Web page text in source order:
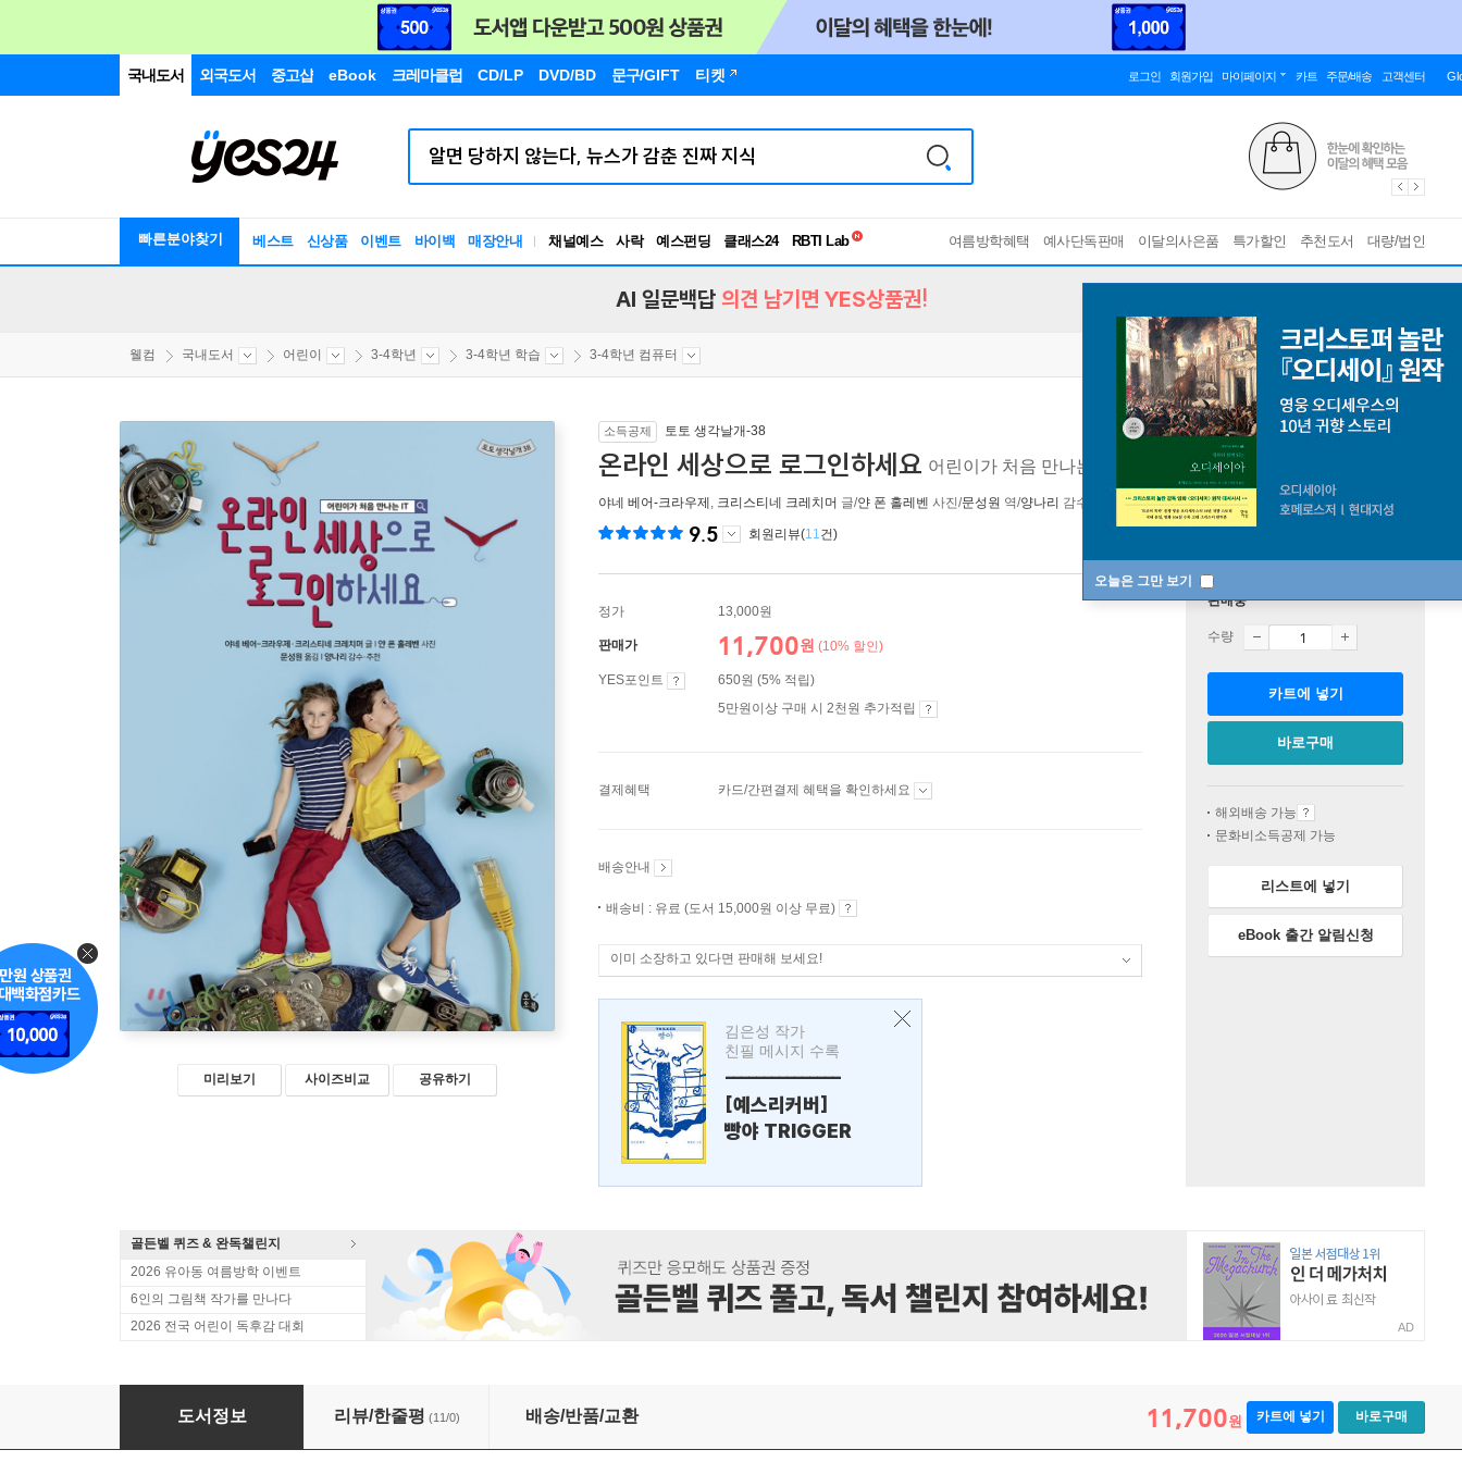
국내도서 외국도서 중고샵 eBook 크레마클럽 CD/LP DVD/BD 문구/GIFT 티켓 로그인 회원가입 마이페이지 카트 주문/배송 고객센터
빠른분야찾기 베스트 신상품 이벤트 바이백 매장안내 채널예스 사락 예스펀딩 클래스24
RBTI Lab
독서유형검사
여름방학혜택 예사단독판매 이달의사은품 특가할인 추천도서 대량/법인
오늘은 그만 보기
AI 일문백답 의견 남기면 YES상품권!
웰컴 국내도서 어린이 3-4학년 3-4학년 학습 3-4학년 컴퓨터
미리보기 사이즈비교 공유하기
소득공제 토토 생각날개-38
온라인 세상으로 로그인하세요 어린이가 처음 만나는 IT
야네 베어-크라우제 , 크리스티네 크레치머 글/얀 폰 홀레벤 사진/문성원 역/양나리 감수 토토북 2019년 04월 12일
9.5 회원리뷰(11건)
정가 13,000원
판매가 11,700원 (10% 할인)
YES포인트
650원 (5% 적립)
5만원이상 구매 시 2천원 추가적립
결제혜택 카드/간편결제 혜택을 확인하세요
배송안내
배송비 : 유료 (도서 15,000원 이상 무료)
이미 소장하고 있다면 판매해 보세요!
김은성 작가
친필 메시지 수록
---------------
[예스리커버]
빵야 TRIGGER
판매중
수량
카트에 넣기
바로구매
해외배송 가능
문화비소득공제 가능
리스트에 넣기
eBook 출간 알림신청
골든벨 퀴즈 & 완독챌린지
2026 유아동 여름방학 이벤트
6인의 그림책 작가를 만나다
2026 전국 어린이 독후감 대회
AD
온라인 세상으로 로그인하세요
도서정보 리뷰/한줄평 (11/0) 배송/반품/교환 11,700원 카트에 넣기 바로구매